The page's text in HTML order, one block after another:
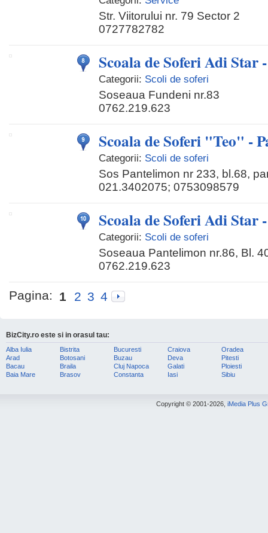
Str. Viitorului nr. 79 Sector 2
0727782782
Scoala de Soferi Adi Star
Categorii: Scoli de soferi
Soseaua Fundeni nr.83
0762.219.623
Scoala de Soferi "Teo" -
Categorii: Scoli de soferi
Sos Pantelimon nr 233, bl.68,
021.3402075; 0753098579
Scoala de Soferi Adi Star
Categorii: Scoli de soferi
Soseaua Pantelimon nr.86, Bl.
0762.219.623
Pagina: 1 2 3 4
BizCity.ro este si in orasul tau:
Alba Iulia
Arad
Bacau
Baia Mare
Bistrita
Botosani
Braila
Brasov
Bucuresti
Buzau
Cluj Napoca
Constanta
Craiova
Deva
Galati
Iasi
Oradea
Pitesti
Ploiesti
Sibiu
Copyright © 2001-2026, iMedia Plus